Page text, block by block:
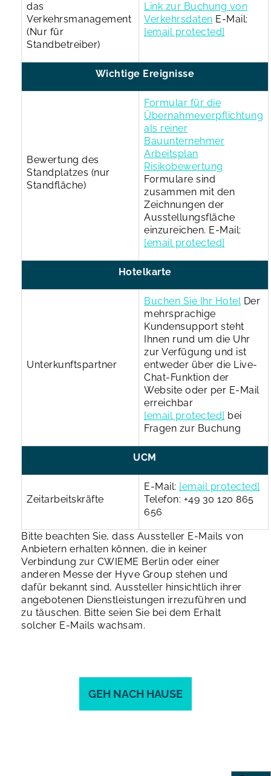
das
Verkehrsmanagement
(Nur für
Standbetreiber)
Link zur Buchung von
Verkehrsdaten E-Mail:
[email protected]
Wichtige Ereignisse
Bewertung des
Standplatzes (nur
Standfläche)
Formular für die
Übernahmeverpflichtung
als reiner
Bauunternehmer
Arbeitsplan
Risikobewertung
Formulare sind
zusammen mit den
Zeichnungen der
Ausstellungsfläche
einzureichen. E-Mail:
[email protected]
Hotelkarte
Unterkunftspartner
Buchen Sie Ihr Hotel Der
mehrsprachige
Kundensupport steht
Ihnen rund um die Uhr
zur Verfügung und ist
entweder über die Live-
Chat-Funktion der
Website oder per E-Mail
erreichbar
[email protected] bei
Fragen zur Buchung
UCM
Zeitarbeitskräfte
E-Mail: [email protected]
Telefon: +49 30 120 865
656
Bitte beachten Sie, dass Aussteller E-Mails von
Anbietern erhalten können, die in keiner
Verbindung zur CWIEME Berlin oder einer
anderen Messe der Hyve Group stehen und
dafür bekannt sind, Aussteller hinsichtlich ihrer
angebotenen Dienstleistungen irrezuführen und
zu täuschen. Bitte seien Sie bei dem Erhalt
solcher E-Mails wachsam.
GEH NACH HAUSE